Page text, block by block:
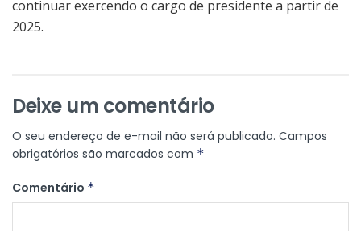
continuar exercendo o cargo de presidente a partir de
2025.
Deixe um comentário
O seu endereço de e-mail não será publicado. Campos
obrigatórios são marcados com *
Comentário *